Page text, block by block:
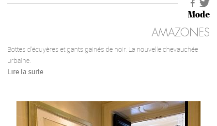
Mode
AMAZONES
Bottes d’écuyères et gants gainés de noir. La nouvelle chevauchée
urbaine.
Lire la suite